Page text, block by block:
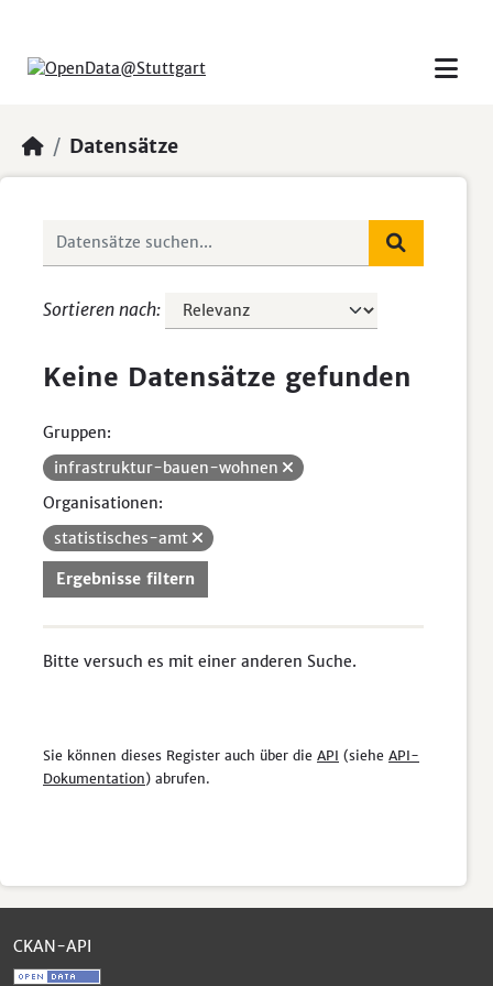
Datensätze
Sortieren nach
Keine Datensätze gefunden
Gruppen:
infrastruktur-bauen-wohnen
Organisationen:
statistisches-amt
Ergebnisse filtern
Bitte versuch es mit einer anderen Suche.
Sie können dieses Register auch über die API (siehe API-
Dokumentation) abrufen.
CKAN-API